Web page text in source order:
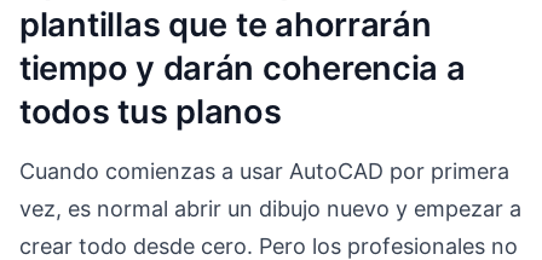
plantillas que te ahorrarán
tiempo y darán coherencia a
todos tus planos
Cuando comienzas a usar AutoCAD por primera
vez, es normal abrir un dibujo nuevo y empezar a
crear todo desde cero. Pero los profesionales no